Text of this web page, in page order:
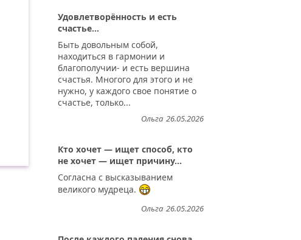
Удовлетворённость и есть
счастье...
Быть довольным собой,
находиться в гармонии и
благополучии- и есть вершина
счастья. Многого для этого и не
нужно, у каждого свое понятие о
счастье, только...
26.05.2026
Ольга
Кто хочет — ищет способ, кто
не хочет — ищет причину...
Согласна с высказыванием
великого мудреца.
26.05.2026
Ольга